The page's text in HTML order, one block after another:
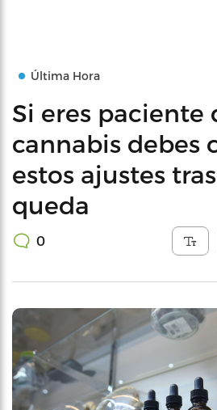
Última Hora
Si eres paciente
cannabis debes
estos ajustes
queda
0